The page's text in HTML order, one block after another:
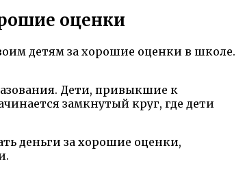
оценки
детям за хорошие оценки в школе.
Дети, привыкшие к
замкнутый круг, где дети
деньги за хорошие оценки,